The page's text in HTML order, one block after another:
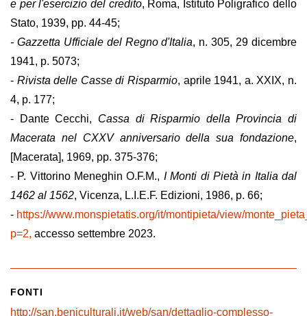
e per l'esercizio del credito, Roma, Istituto Poligrafico dello
Stato, 1939, pp. 44-45;
- Gazzetta Ufficiale del Regno d'Italia, n. 305, 29 dicembre
1941, p. 5073;
- Rivista delle Casse di Risparmio, aprile 1941, a. XXIX, n.
4, p. 177;
- Dante Cecchi, Cassa di Risparmio della Provincia di
Macerata nel CXXV anniversario della sua fondazione,
[Macerata], 1969, pp. 375-376;
- P. Vittorino Meneghin O.F.M., I Monti di Pietà in Italia dal
1462 al 1562, Vicenza, L.I.E.F. Edizioni, 1986, p. 66;
- https://www.monspietatis.org/it/montipieta/view/
p=2, accesso settembre 2023.
FONTI
http://san.beniculturali.it/web/san/dettaglio-complesso-